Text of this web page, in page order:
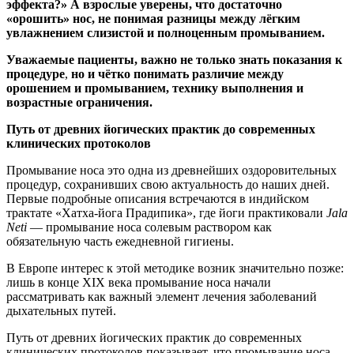
эффекта?» А взрослые уверены, что достаточно
«орошить» нос, не понимая разницы между лёгким
увлажнением слизистой и полноценным промыванием.
Уважаемые пациенты, важно не только знать показания к
процедуре, но и чётко понимать различие между
орошением и промыванием, технику выполнения и
возрастные ограничения.
Путь от древних йогических практик до современных
клинических протоколов
Промывание носа это одна из древнейших оздоровительных
процедур, сохранивших свою актуальность до наших дней.
Первые подробные описания встречаются в индийском
трактате «Хатха-йога Прадипика», где йоги практиковали Jala
Neti — промывание носа солевым раствором как
обязательную часть ежедневной гигиены.
В Европе интерес к этой методике возник значительно позже:
лишь в конце XIX века промывание носа начали
рассматривать как важный элемент лечения заболеваний
дыхательных путей.
Путь от древних йогических практик до современных